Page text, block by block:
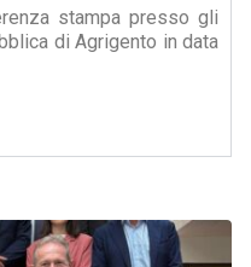
stampa presso gli
di Agrigento in data